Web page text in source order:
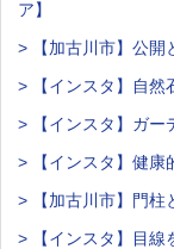
ア】
> 【加古川市】公開
> 【インスタ】自然
> 【インスタ】ガー
> 【インスタ】健康
> 【加古川市】門柱
> 【インスタ】目線